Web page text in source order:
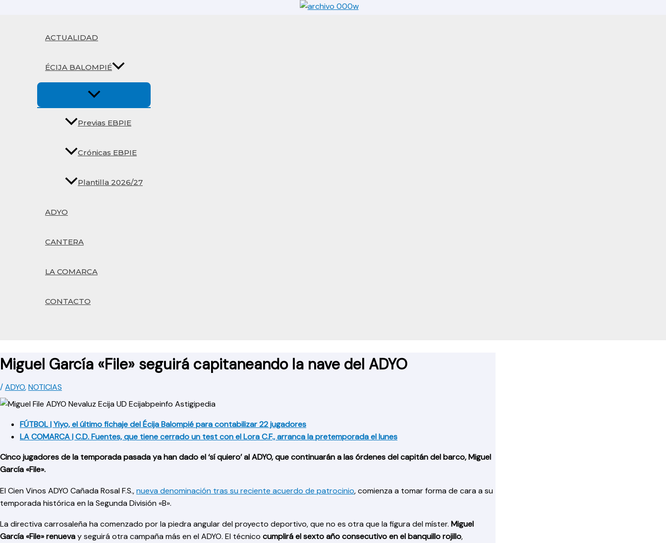
ACTUALIDAD
ÉCIJA BALOMPIÉ
Previas EBPIE
Crónicas EBPIE
Plantilla 2026/27
ADYO
CANTERA
LA COMARCA
CONTACTO
Miguel García «File» seguirá capitaneando la nave del ADYO
/ADYO,NOTICIAS
FÚTBOL | Yiyo, el último fichaje del Écija Balompié para contabilizar 22 jugadores
LA COMARCA | C.D. Fuentes, que tiene cerrado un test con el Lora C.F., arranca la pretemporada el lunes
Cinco jugadores de la temporada pasada ya han dado el ‘sí quiero’ al ADYO, que continuarán a las órdenes del capitán del barco, Miguel
García «File».
El Cien Vinos ADYO Cañada Rosal F.S.,nueva denominación tras su reciente acuerdo de patrocinio, comienza a tomar forma de cara a su
temporada histórica en la Segunda División «B».
La directiva carrosaleña ha comenzado por la piedra angular del proyecto deportivo, que no es otra que la figura del míster. Miguel
García «File» renuevay seguirá otra campaña más en el ADYO. El técnico cumplirá el sexto año consecutivo en el banquillo rojillo,